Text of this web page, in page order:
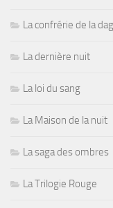
La confrérie de la
La dernière nuit
La loi du sang
La Maison de la nuit
La saga des ombres
La Trilogie Rouge